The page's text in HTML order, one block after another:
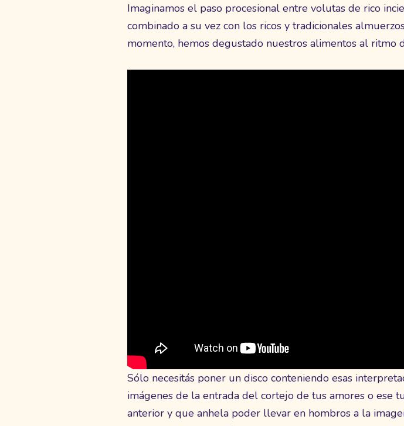
Imaginamos el paso procesional entre volutas de rico
combinado a su vez con los ricos y tradicionales
momento, hemos degustado nuestros alimentos al ritmo
Sólo necesitás poner un disco conteniendo esas
imágenes de la entrada del cortejo de tus amores o ese
anterior y que anhela poder llevar en hombros a la